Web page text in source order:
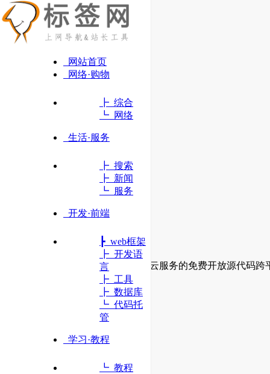
网站首页
网络·购物
┣ 综合
┗ 网络
生活·服务
┣ 搜索
┣ 新闻
┗ 服务
开发·前端
┣ web框架
┣ 开发语
言
┣ 工具
┣ 数据库
┗ 代码托
管
学习·教程
┗ 教程
是用于构建新式应用和强大的云服务的免费开放源代码跨